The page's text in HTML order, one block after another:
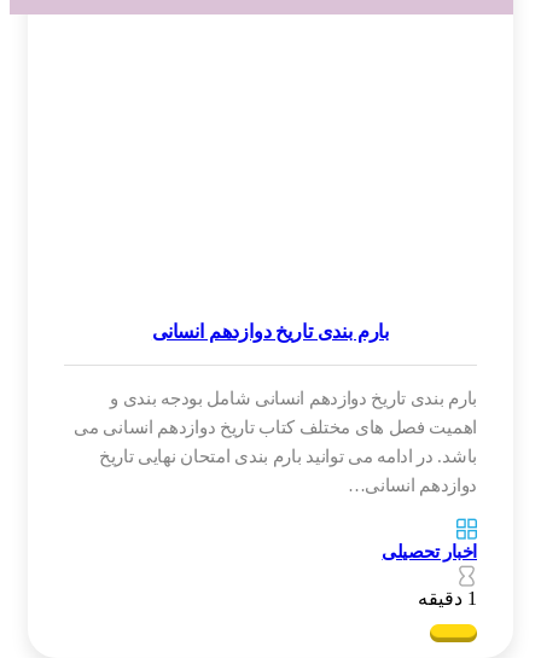
بارم بندی تاریخ دوازدهم انسانی
بارم بندی تاریخ دوازدهم انسانی شامل بودجه بندی و
اهمیت فصل های مختلف کتاب تاریخ دوازدهم انسانی می
باشد. در ادامه می توانید بارم بندی امتحان نهایی تاریخ
دوازدهم انسانی…
اخبار تحصیلی